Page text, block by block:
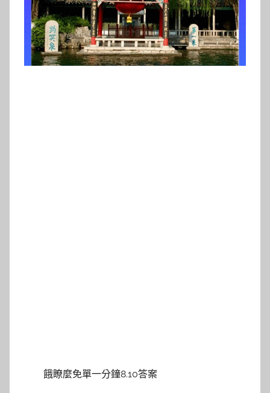
餓瞭麼免單一分鐘8.10答案